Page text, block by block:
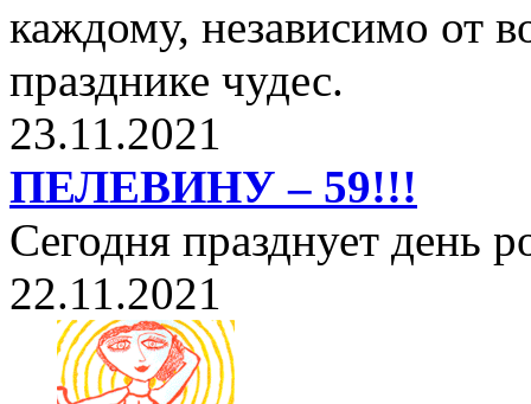
каждому, независимо от
празднике чудес.
23.11.2021
ПЕЛЕВИНУ – 59!!!
Сегодня празднует день
22.11.2021